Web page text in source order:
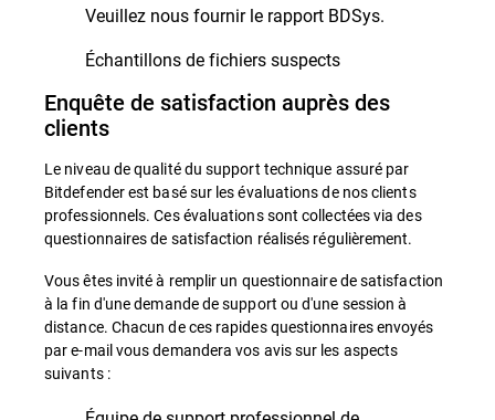
Veuillez nous fournir le rapport BDSys.
Échantillons de fichiers suspects
Enquête de satisfaction auprès des
clients
Le niveau de qualité du support technique assuré par
Bitdefender est basé sur les évaluations de nos clients
professionnels. Ces évaluations sont collectées via des
questionnaires de satisfaction réalisés régulièrement.
Vous êtes invité à remplir un questionnaire de satisfaction
à la fin d'une demande de support ou d'une session à
distance. Chacun de ces rapides questionnaires envoyés
par e-mail vous demandera vos avis sur les aspects
suivants :